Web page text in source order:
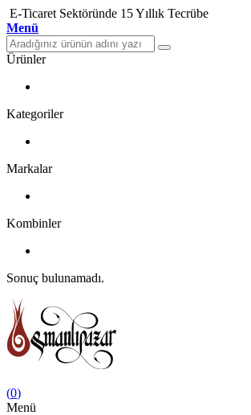
E-Ticaret Sektöründe 15 Yıllık Tecrübe
Menü
Ürünler
Kategoriler
Markalar
Kombinler
Sonuç bulunamadı.
(0)
Menü